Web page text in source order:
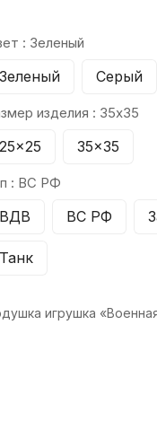
: Зеленый
Зеленый Серый
изделия : 35x35
25x25 35x35
: ВС РФ
ВДВ ВС РФ
Танк
игрушка